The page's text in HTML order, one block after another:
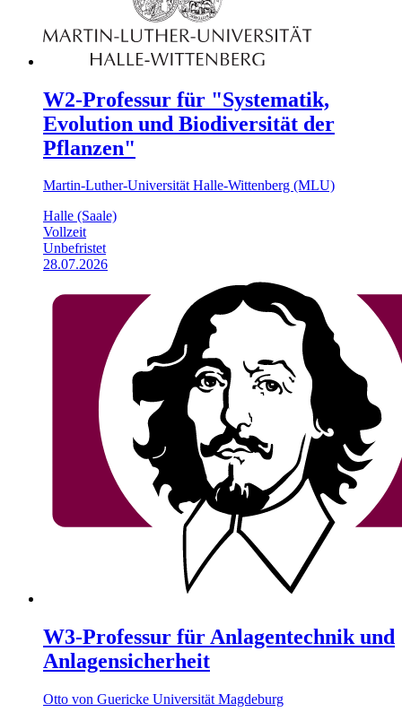
W2-Professur für "Systematik,
Evolution und Biodiversität der
Pflanzen"
Martin-Luther-Universität Halle-Wittenberg (MLU)
Halle (Saale)
Vollzeit
Unbefristet
28.07.2026
W3-Professur für Anlagentechnik und
Anlagensicherheit
Otto von Guericke Universität Magdeburg